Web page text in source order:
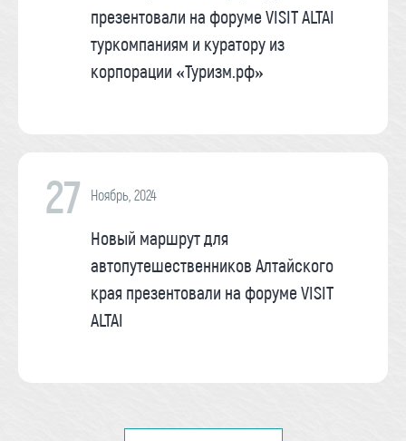
презентовали на форуме VISIT ALTAI
туркомпаниям и куратору из
корпорации «Туризм.рф»
27 Ноябрь, 2024
Новый маршрут для
автопутешественников Алтайского
края презентовали на форуме VISIT
ALTAI